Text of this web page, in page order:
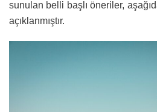
sunulan belli başlı öneriler,
açıklanmıştır.